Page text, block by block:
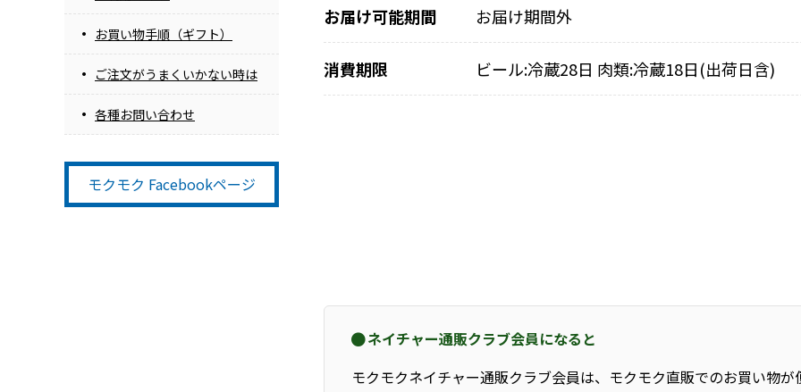
お届け可能期間 お届け期間外
消費期限 ビール:冷蔵28日 肉類:冷蔵18日(出荷日含)
お買い物手順（ギフト）
ご注文がうまくいかない時は
各種お問い合わせ
モクモク Facebookページ
ネイチャー通販クラブ会員になると
モクモクネイチャー通販クラブ会員は、モクモク直販でのお買い物が